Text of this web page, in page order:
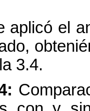
aplicó el
3.4.